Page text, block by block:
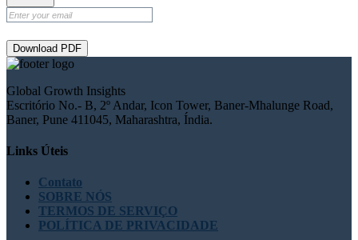
Download PDF
Global Growth Insights
Escritório No.- B, 2º Andar, Icon Tower, Baner-Mhalunge Road,
Baner, Pune 411045, Maharashtra, Índia.
Links Úteis
Contato
SOBRE NÓS
TERMOS DE SERVIÇO
POLÍTICA DE PRIVACIDADE